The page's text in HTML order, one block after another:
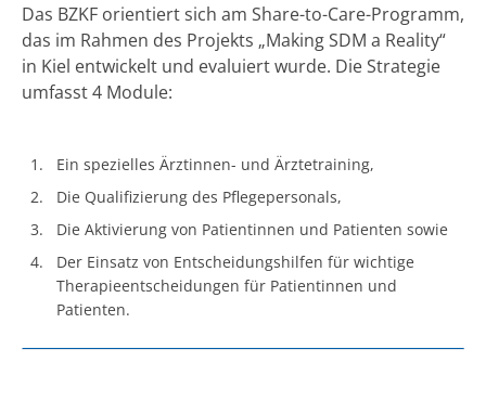
Das BZKF orientiert sich am Share-to-Care-Programm,
das im Rahmen des Projekts „Making SDM a Reality“
in Kiel entwickelt und evaluiert wurde. Die Strategie
umfasst 4 Module:
Ein spezielles Ärztinnen- und Ärztetraining,
Die Qualifizierung des Pflegepersonals,
Die Aktivierung von Patientinnen und Patienten sowie
Der Einsatz von Entscheidungshilfen für wichtige
Therapieentscheidungen für Patientinnen und
Patienten.